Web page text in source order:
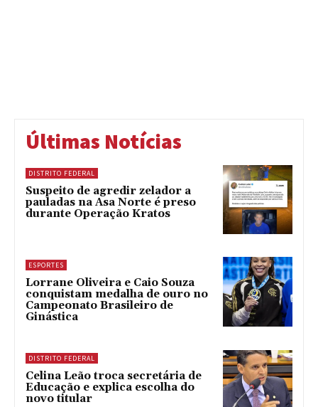
Últimas Notícias
DISTRITO FEDERAL
Suspeito de agredir zelador a
pauladas na Asa Norte é preso
durante Operação Kratos
ESPORTES
Lorrane Oliveira e Caio Souza
conquistam medalha de ouro no
Campeonato Brasileiro de
Ginástica
DISTRITO FEDERAL
Celina Leão troca secretária de
Educação e explica escolha do
novo titular